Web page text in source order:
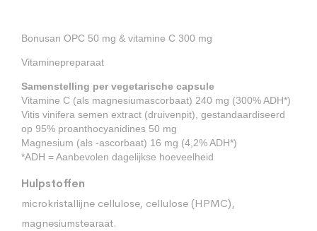
Bonusan OPC 50 mg & vitamine C 300 mg
Vitaminepreparaat
Samenstelling per vegetarische capsule
Vitamine C (als magnesiumascorbaat) 240 mg (300% ADH*)
Vitis vinifera semen extract (druivenpit), gestandaardiseerd
op 95% proanthocyanidines 50 mg
Magnesium (als -ascorbaat) 16 mg (4,2% ADH*)
*ADH = Aanbevolen dagelijkse hoeveelheid
Hulpstoffen
microkristallijne cellulose, cellulose (HPMC),
magnesiumstearaat.